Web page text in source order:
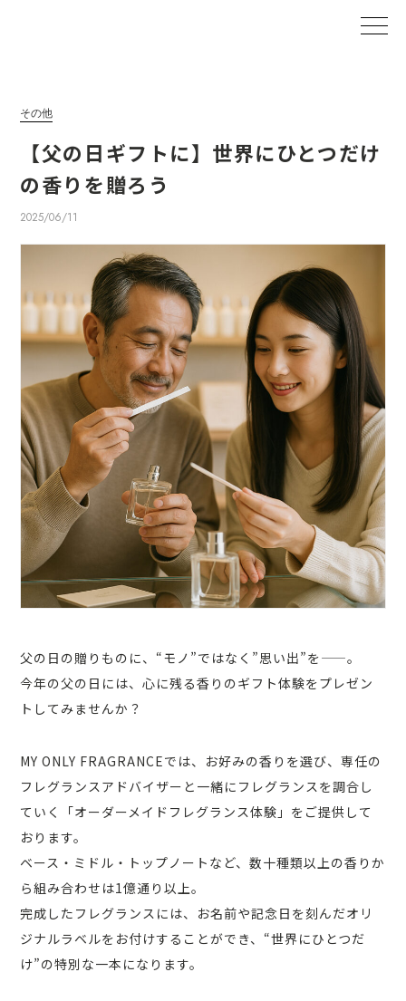
その他
【父の日ギフトに】世界にひとつだけ
の香りを贈ろう
2025/06/11
父の日の贈りものに、“モノ”ではなく”思い出”を——。
今年の父の日には、心に残る香りのギフト体験をプレゼン
トしてみませんか？
MY ONLY FRAGRANCEでは、お好みの香りを選び、専任の
フレグランスアドバイザーと一緒にフレグランスを調合し
ていく「オーダーメイドフレグランス体験」をご提供して
おります。
ベース・ミドル・トップノートなど、数十種類以上の香りか
ら組み合わせは1億通り以上。
完成したフレグランスには、お名前や記念日を刻んだオリ
ジナルラベルをお付けすることができ、“世界にひとつだ
け”の特別な一本になります。